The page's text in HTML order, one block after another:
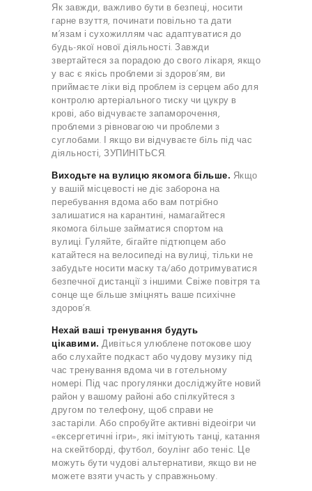
Як завжди, важливо бути в безпеці, носити
гарне взуття, починати повільно та дати
м’язам і сухожиллям час адаптуватися до
будь-якої нової діяльності. Завжди
звертайтеся за порадою до свого лікаря, якщо
у вас є якісь проблеми зі здоров’ям, ви
приймаєте ліки від проблем із серцем або для
контролю артеріального тиску чи цукру в
крові, або відчуваєте запаморочення,
проблеми з рівновагою чи проблеми з
суглобами. І якщо ви відчуваєте біль під час
діяльності, ЗУПИНІТЬСЯ.
Виходьте на вулицю якомога більше. Якщо
у вашій місцевості не діє заборона на
перебування вдома або вам потрібно
залишатися на карантині, намагайтеся
якомога більше займатися спортом на
вулиці. Гуляйте, бігайте підтюпцем або
катайтеся на велосипеді на вулиці, тільки не
забудьте носити маску та/або дотримуватися
безпечної дистанції з іншими. Свіже повітря та
сонце ще більше зміцнять ваше психічне
здоров’я.
Нехай ваші тренування будуть
цікавими. Дивіться улюблене потокове шоу
або слухайте подкаст або чудову музику під
час тренування вдома чи в готельному
номері. Під час прогулянкидосліджуйте новий
район у вашому районі або спілкуйтеся з
другом по телефону, щоб справи не
застаріли. Або спробуйте активні відеоігри чи
«ексергетичні ігри», які імітують танці, катання
на скейтборді, футбол, боулінг або теніс. Це
можуть бути чудові альтернативи, якщо ви не
можете взяти участь у справжньому.